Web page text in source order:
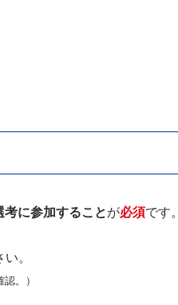
考に参加することが必須です。
。
。）